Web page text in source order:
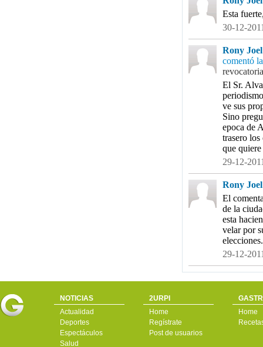
Esta
30-12-
Rony
comentó
El Sr.
ve sus
Sino
epoca de
trasero
que
29-12-
Rony
El
de la
esta
velar por
29-12-
NOTICIAS
Actualidad
Deportes
Espectáculos
Salud
2URPI
Home
Regístrate
Post de usuarios
Home